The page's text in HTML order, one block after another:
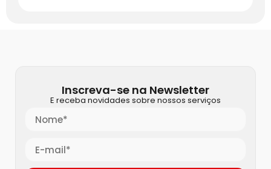
Inscreva-se na Newsletter
E receba novidades sobre nossos serviços